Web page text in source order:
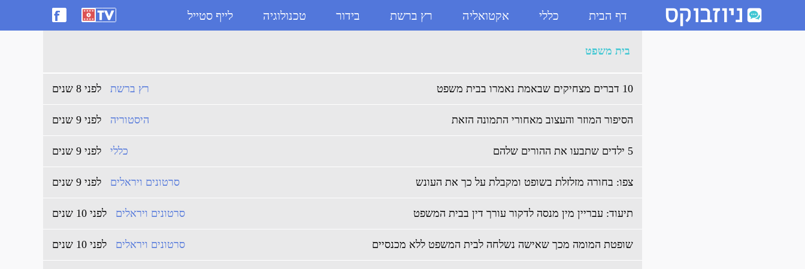
דף הבית כללי אקטואליה רץ ברשת בידור טכנולוגיה לייף סטייל ארכיון בית משפט - ניוזבוקס
בית משפט
10 דברים מצחיקים שבאמת נאמרו בבית משפט לפני 8 שנים רץ ברשת
הסיפור המוזר והעצוב מאחורי התמונה הזאת לפני 9 שנים היסטוריה
5 ילדים שתבעו את ההורים שלהם לפני 9 שנים כללי
צפו: בחורה מזלזלת בשופט ומקבלת על כך את העונש לפני 9 שנים סרטונים ויראלים
תיעוד: עבריין מין מנסה לדקור עורך דין בבית המשפט לפני 10 שנים סרטונים ויראלים
שופטת המומה מכך שאישה נשלחה לבית המשפט ללא מכנסיים לפני 10 שנים סרטונים ויראלים